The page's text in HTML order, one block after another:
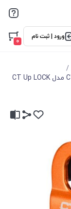
ورود | ثبت نام
0
/